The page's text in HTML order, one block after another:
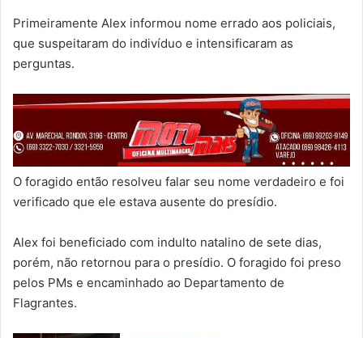
Primeiramente Alex informou nome errado aos policiais,
que suspeitaram do indivíduo e intensificaram as
perguntas.
O foragido então resolveu falar seu nome verdadeiro e foi
verificado que ele estava ausente do presídio.
Alex foi beneficiado com indulto natalino de sete dias,
porém, não retornou para o presídio. O foragido foi preso
pelos PMs e encaminhado ao Departamento de
Flagrantes.